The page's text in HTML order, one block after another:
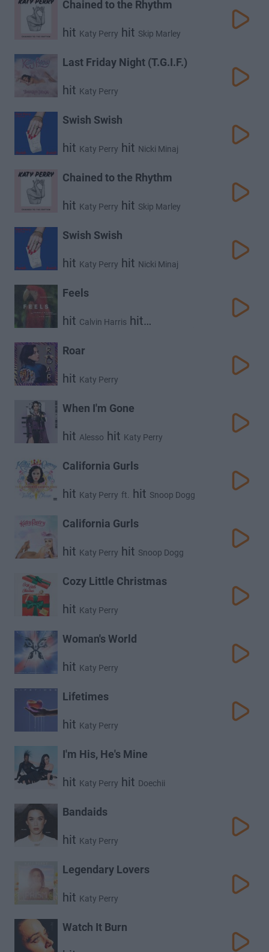
Chained to the Rhythm
hit Katy Perry hit Skip Marley
Last Friday Night (T.G.I.F.)
hit Katy Perry
Swish Swish
hit Katy Perry hit Nicki Minaj
Chained to the Rhythm
hit Katy Perry hit Skip Marley
Swish Swish
hit Katy Perry hit Nicki Minaj
Feels
hit Calvin Harris hit
Big Sean
Roar
hit Katy Perry
When I'm Gone
hit Alesso hit Katy Perry
California Gurls
hit Katy Perry ft. hit Snoop Dogg
California Gurls
hit Katy Perry hit Snoop Dogg
Cozy Little Christmas
hit Katy Perry
Woman's World
hit Katy Perry
Lifetimes
hit Katy Perry
I'm His, He's Mine
hit Katy Perry hit Doechii
Bandaids
hit Katy Perry
Legendary Lovers
hit Katy Perry
Watch It Burn